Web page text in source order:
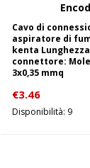
Cavo di
aspiratore di
kenta
connettore:
3x0,35 mmq
€3.46
Disponibilità: 9